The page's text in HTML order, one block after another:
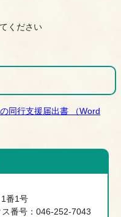
ください
同行支援届出書 （Word
番1号
番号：046-252-7043